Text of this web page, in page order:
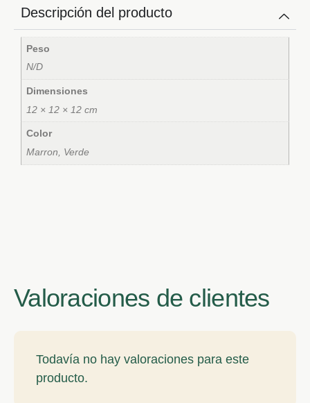
Descripción del producto
Peso
N/D
Dimensiones
12 × 12 × 12 cm
Color
Marron, Verde
Valoraciones de clientes
Todavía no hay valoraciones para este
producto.